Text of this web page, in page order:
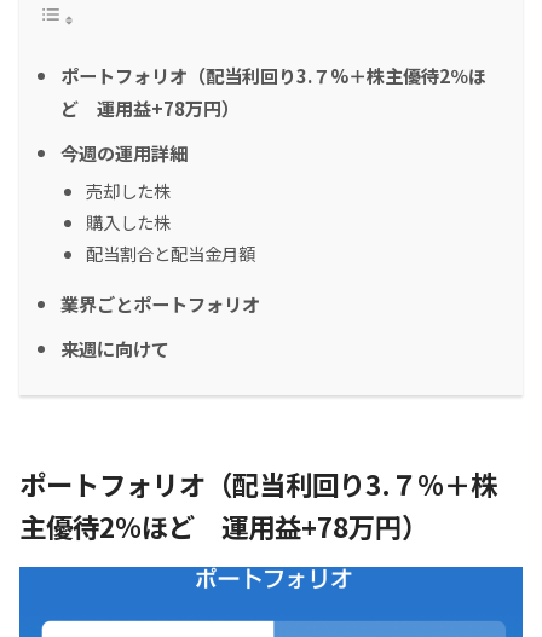
ポートフォリオ（配当利回り3.７%＋株主優待2％ほ
ど 運用益+78万円）
今週の運用詳細
売却した株
購入した株
配当割合と配当金月額
業界ごとポートフォリオ
来週に向けて
ポートフォリオ（配当利回り3.７%＋株
主優待2％ほど 運用益+78万円）